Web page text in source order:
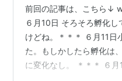
前回の記事は、こちら↓
６月10日 そろそろ孵化
けどね。＊＊＊ ６月11
た。もしかしたら孵化は
に変化なし。 ＊＊＊ ６